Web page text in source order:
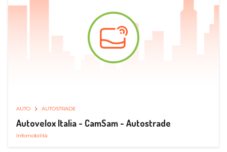
AUTO AUTOSTRADE
Autovelox Italia - CamSam - Autostrade
Infomobilità